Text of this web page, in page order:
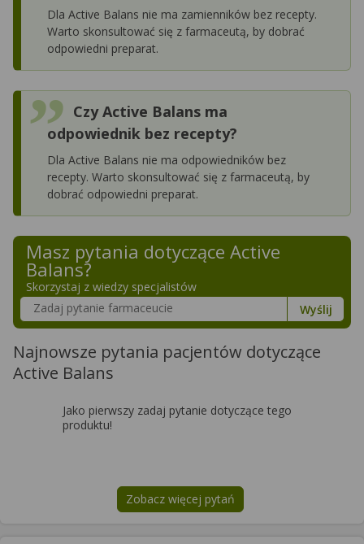
Dla Active Balans nie ma zamienników bez recepty.
Warto skonsultować się z farmaceutą, by dobrać
odpowiedni preparat.
Czy Active Balans ma
odpowiednik bez recepty?
Dla Active Balans nie ma odpowiedników bez
recepty. Warto skonsultować się z farmaceutą, by
dobrać odpowiedni preparat.
Masz pytania dotyczące Active
Balans?
Skorzystaj z wiedzy specjalistów
Szukaj w poradnikach o zdrowiu
Wyślij
Najnowsze pytania pacjentów dotyczące
Active Balans
Jako pierwszy zadaj pytanie dotyczące tego
produktu!
Zobacz więcej pytań
na tematActive Balans